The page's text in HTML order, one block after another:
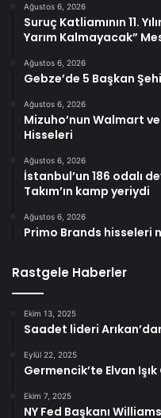
Ağustos 6, 2026
Suruç Katliamının 11.
Yarım Kalmayacak”
Ağustos 6, 2026
Gebze’de 5 Başkan
Ağustos 6, 2026
Mizuho’nun Walmart
Hisseleri
Ağustos 6, 2026
İstanbul’un 186 odalı
Takım’ın kamp yeriydi
Ağustos 6, 2026
Primo Brands hisseleri
Rastgele Haberler
Ekim 13, 2025
Saadet lideri
Eylül 22, 2025
Germencik’te Elvan
Ekim 7, 2025
NY Fed Başkanı